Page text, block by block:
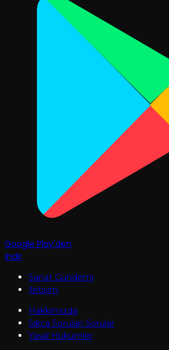
Google Play'den
İndir
Sanat Gündemi
İletişim
Hakkımızda
Sıkça Sorulan Sorular
Yasal Hükümler